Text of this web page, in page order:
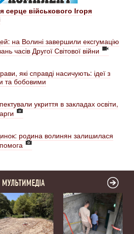
військового Ігоря
на Волині завершили ексгумацію
часів Другої Світової війни
які справді насичують: ідеї з
та бобовими
укриття в закладах освіти,
родина волинян залишилася
МУЛЬТИМЕДІА